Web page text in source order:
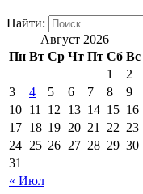
Найти:
Август 2026
Пн Вт Ср Чт Пт Сб Вс
« Июл
1
2
3
4 5 6 7 8
9
10 11 12 13 14 15 16
17 18 19 20 21 22 23
24 25 26 27 28 29 30
31